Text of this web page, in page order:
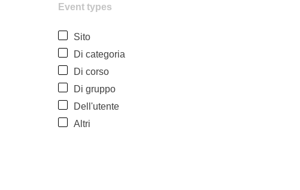
Event types
Sito
Di categoria
Di corso
Di gruppo
Dell'utente
Altri